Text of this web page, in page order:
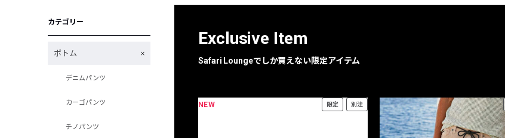
フォーカスブランド
カテゴリー
ボトム
デニムパンツ
カーゴパンツ
チノパンツ
Exclusive Item
Safari Loungeでしか買えない限定アイテム
NEW 限定 別注